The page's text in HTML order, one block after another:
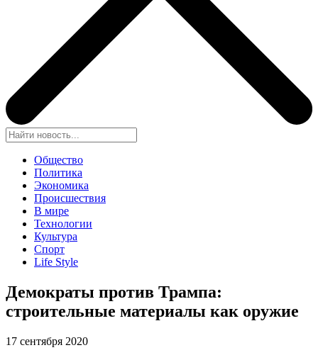
Общество
Политика
Экономика
Происшествия
В мире
Технологии
Культура
Спорт
Life Style
Демократы против Трампа:
строительные материалы как оружие
17 сентября 2020